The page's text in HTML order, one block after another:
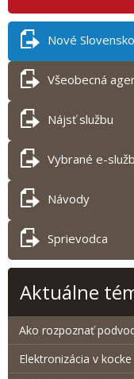
Nové
Všeobecná
Nájsť službu
Vybrané e-
Návody
Sprievodca
Aktuálne
Ako rozpoznať
Elektronizácia v kocke